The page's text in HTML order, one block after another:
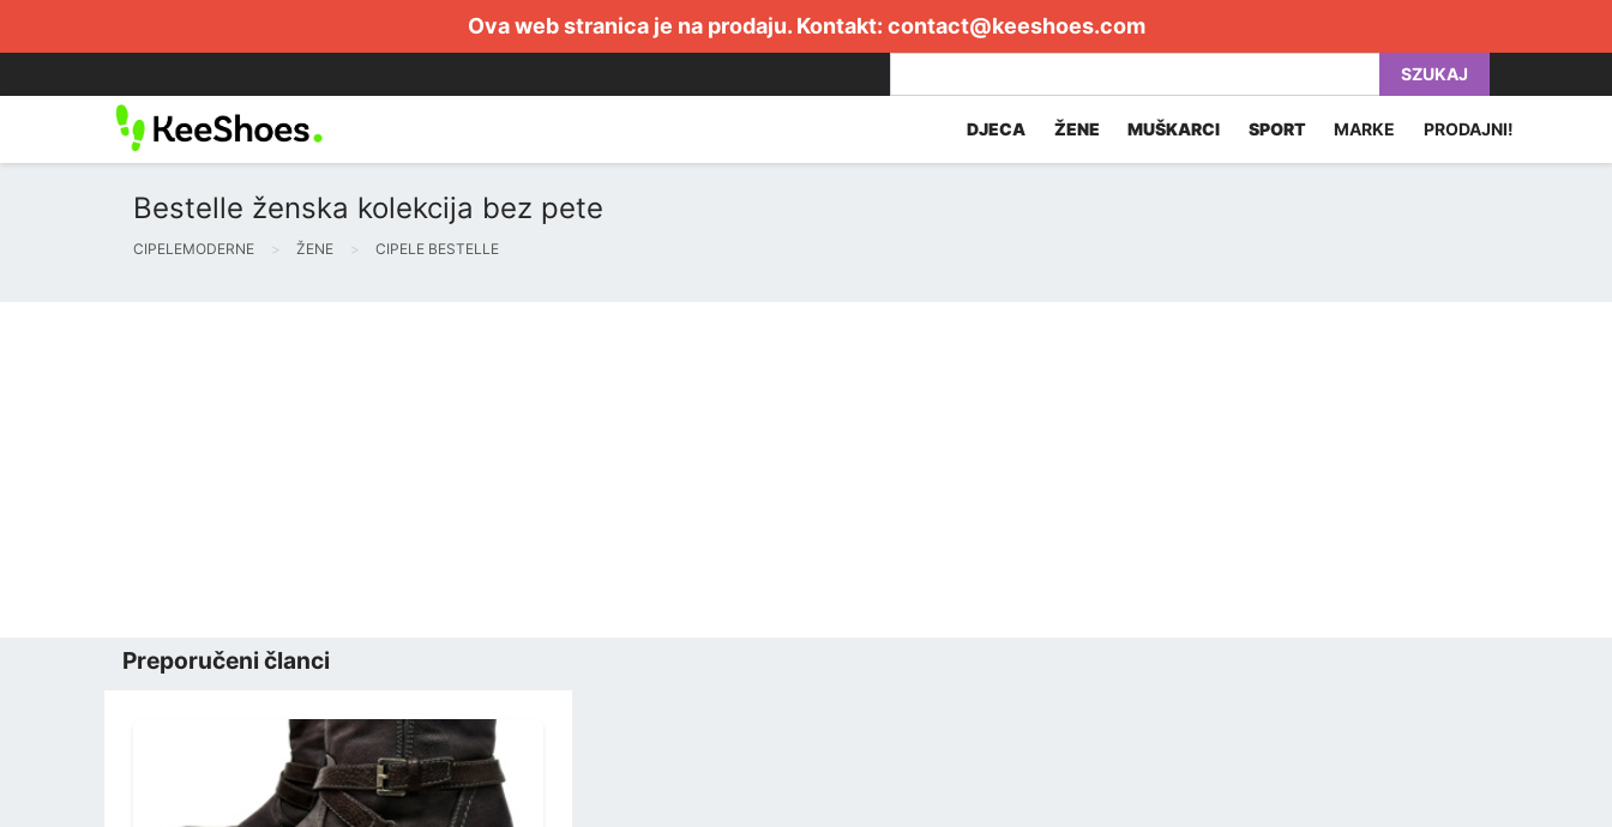
Ova web stranica je na prodaju. Kontakt: contact@keeshoes.com
SZUKAJ
DJECA ŽENE MUŠKARCI SPORT MARKE PRODAJNI!
Bestelle ženska kolekcija bez pete
CIPELEMODERNE ŽENE CIPELE BESTELLE
Preporučeni članci